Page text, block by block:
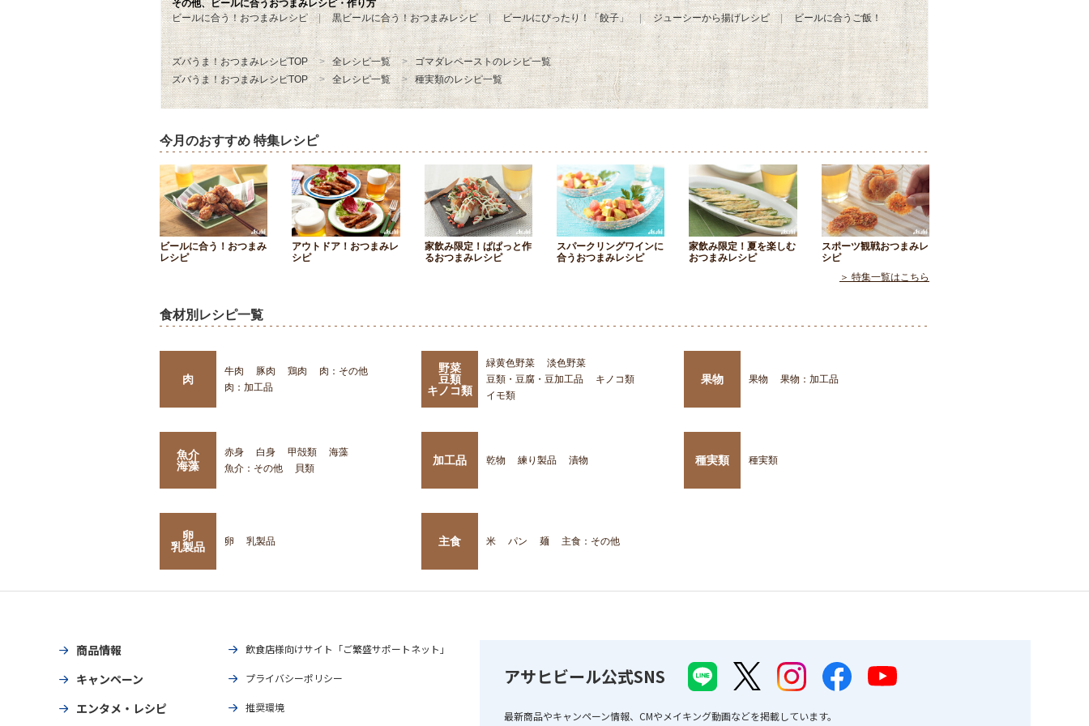
その他、ビールに合うおつまみレシピ・作り方
ビールに合う！おつまみレシピ
黒ビールに合う！おつまみレシピ ビールにぴったり！「餃子」 ジューシーから揚げレシピ ビールに合うご飯！
ズバうま！おつまみレシピTOP 全レシピ一覧
ゴマダレペーストのレシピ一覧
ズバうま！おつまみレシピTOP
全レシピ一覧 種実類のレシピ一覧
今月のおすすめ 特集レシピ
ビールに合う！おつまみ
レシピ
アウトドア！おつまみレ
シピ
家飲み限定！ぱぱっと作
るおつまみレシピ
スパークリングワインに
合うおつまみレシピ
家飲み限定！夏を楽しむ
おつまみレシピ
スポーツ観戦おつまみレ
シピ
＞ 特集一覧はこちら
食材別レシピ一覧
肉
牛肉 豚肉 鶏肉
肉：その他
肉：加工品
野菜
豆類
キノコ類
緑黄色野菜
淡色野菜
豆類・豆腐・豆加工品
キノコ類
イモ類
果物 果物 果物：加工品
魚介
海藻
赤身 白身 甲殻類
海藻
魚介：その他
貝類
加工品 乾物 練り製品 漬物 種実類 種実類
卵
乳製品
卵 乳製品 主食 米 パン 麺 主食：その他
商品情報
キャンペーン
エンタメ・レシピ
飲食店様向けサイト「ご繁盛サポートネット」
プライバシーポリシー
推奨環境
アサヒビール公式SNS
最新商品やキャンペーン情報、CMやメイキング動画などを掲載しています。